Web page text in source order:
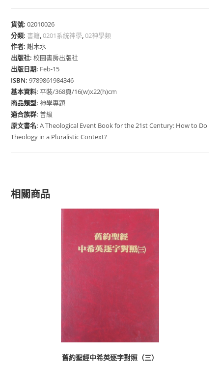
貨號:02010026
分類: 書籍,0201系統神學,02神學類
作者:謝木水
出版社:校園書房出版社
出版日期: Feb-15
ISBN:9789861984346
基本資料:平裝/368頁/16(w)x22(h)cm
商品類型:神學專題
適合族群:普級
原文書名:A Theological Event Book for the 21st Century: How to Do
Theology in a Pluralistic Context?
相關商品
舊約聖經中希英逐字對照（三）